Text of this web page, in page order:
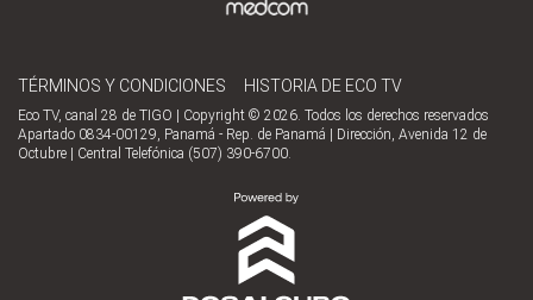
TÉRMINOS Y CONDICIONES HISTORIA DE ECO TV
Eco TV, canal 28 de TIGO | Copyright © 2026. Todos los derechos reservados
Apartado 0834-00129, Panamá - Rep. de Panamá | Dirección, Avenida 12 de
Octubre | Central Telefónica (507) 390-6700.